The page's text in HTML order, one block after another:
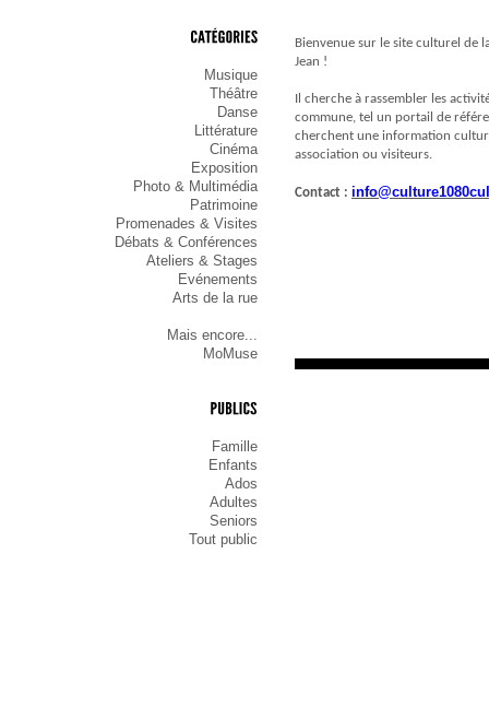
Musique
Théâtre
Danse
Littérature
Cinéma
Exposition
Photo & Multimédia
Patrimoine
Promenades & Visites
Débats & Conférences
Ateliers & Stages
Evénements
Arts de la rue
Mais encore...
MoMuse
Famille
Enfants
Ados
Adultes
Seniors
Tout public
Bienvenue sur le site culturel de
Jean !
Il cherche à rassembler les
commune, tel un portail de
cherchent une information
association ou visiteurs.
Contact :